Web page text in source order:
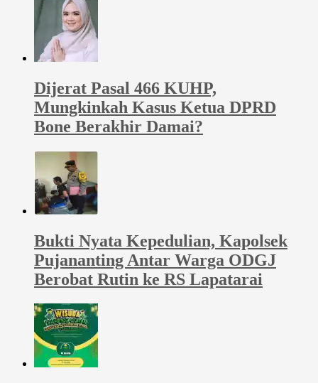
Dijerat Pasal 466 KUHP,
Mungkinkah Kasus Ketua DPRD
Bone Berakhir Damai?
Bukti Nyata Kepedulian, Kapolsek
Pujananting Antar Warga ODGJ
Berobat Rutin ke RS Lapatarai